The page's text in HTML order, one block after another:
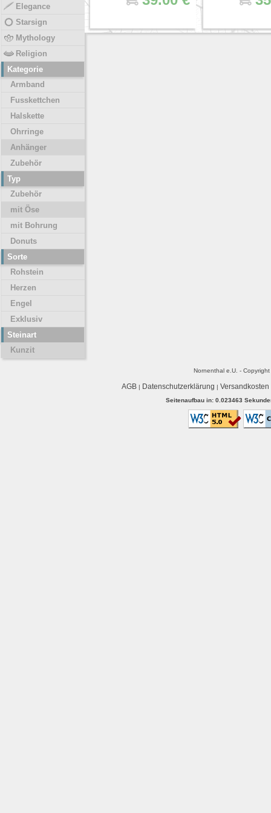
Elegance
Starsign
Mythology
Religion
Kategorie
Armband
Fusskettchen
Halskette
Ohrringe
Anhänger
Zubehör
Typ
Zubehör
mit Öse
mit Bohrung
Donuts
Sorte
Rohstein
Herzen
Engel
Exklusiv
Steinart
Kunzit
Nornenthal e.U. -
AGB| Datenschutzerklärung | Versandkosten
Seitenaufbau in: 0.023463